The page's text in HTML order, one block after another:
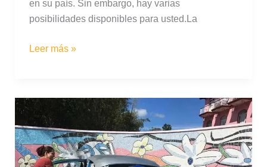
en su país. Sin embargo, hay varias
posibilidades disponibles para usted.La
Conectarse
Cuba
Leer más »